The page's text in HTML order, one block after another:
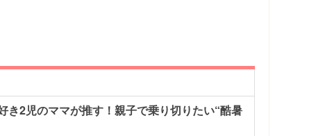
き2児のママが推す！親子で乗り切りたい“酷暑